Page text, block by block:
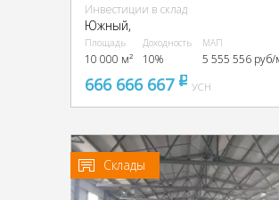
Инвестиции в склад
Южный,
Площадь
10 000 м²
Доходность
10%
МАП
5 555 556 руб/
666 666 667 pуб
УСН
Склады